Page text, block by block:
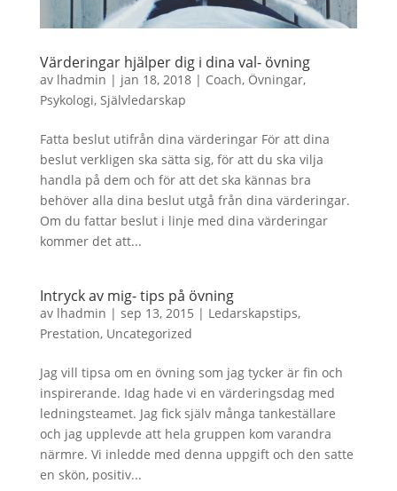
Värderingar hjälper dig i dina val- övning
av lhadmin | jan 18, 2018| Coach, Övningar,
Psykologi, Självledarskap
Fatta beslut utifrån dina värderingar För att dina
beslut verkligen ska sätta sig, för att du ska vilja
handla på dem och för att det ska kännas bra
behöver alla dina beslut utgå från dina värderingar.
Om du fattar beslut i linje med dina värderingar
kommer det att...
Intryck av mig- tips på övning
av lhadmin | sep 13, 2015 | Ledarskapstips,
Prestation, Uncategorized
Jag vill tipsa om en övning som jag tycker är fin och
inspirerande. Idag hade vi en värderingsdag med
ledningsteamet. Jag fick själv många tankeställare
och jag upplevde att hela gruppen kom varandra
närmre. Vi inledde med denna uppgift och den satte
en skön, positiv...